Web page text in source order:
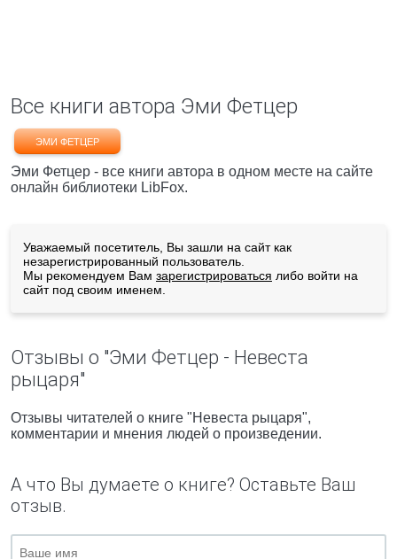
Все книги автора Эми Фетцер
ЭМИ ФЕТЦЕР
Эми Фетцер - все книги автора в одном месте на сайте
онлайн библиотеки LibFox.
Уважаемый посетитель, Вы зашли на сайт как
незарегистрированный пользователь.
Мы рекомендуем Вам зарегистрироваться либо войти на
сайт под своим именем.
Отзывы о "Эми Фетцер - Невеста
рыцаря"
Отзывы читателей о книге "Невеста рыцаря",
комментарии и мнения людей о произведении.
А что Вы думаете о книге? Оставьте Ваш
отзыв.